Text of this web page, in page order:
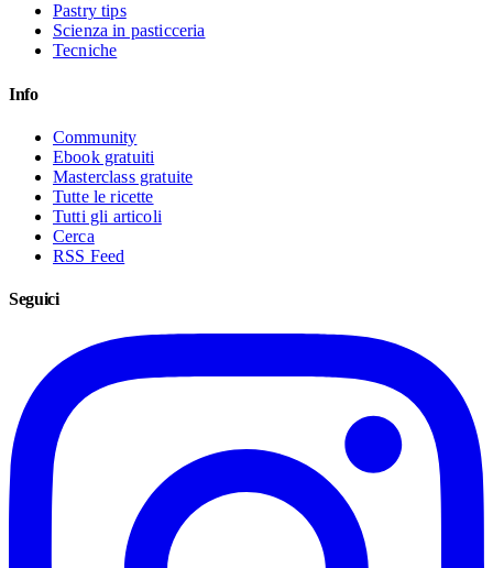
Pastry tips
Scienza in pasticceria
Tecniche
Info
Community
Ebook gratuiti
Masterclass gratuite
Tutte le ricette
Tutti gli articoli
Cerca
RSS Feed
Seguici